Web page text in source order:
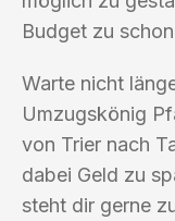
Budget zu
Warte nicht
Umzugskönig
von Trier nach
dabei Geld zu
steht dir gerne